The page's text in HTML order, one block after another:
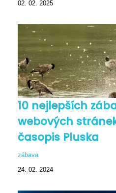
02. 02. 2025
10 nejlepších
webových
časopis Pluska
zábava
24. 02. 2024